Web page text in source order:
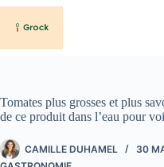
Passer
contenu
Tomates plus grosses et plus
de ce produit dans l’eau pour
CAMILLE DUHAMEL
30